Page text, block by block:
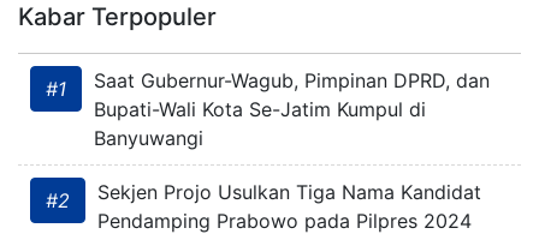
Kabar Terpopuler
#1
Saat Gubernur-Wagub, Pimpinan DPRD, dan
Bupati-Wali Kota Se-Jatim Kumpul di
Banyuwangi
#2
Sekjen Projo Usulkan Tiga Nama Kandidat
Pendamping Prabowo pada Pilpres 2024